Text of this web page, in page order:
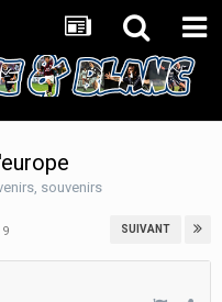
souvenirs
SUIVANT